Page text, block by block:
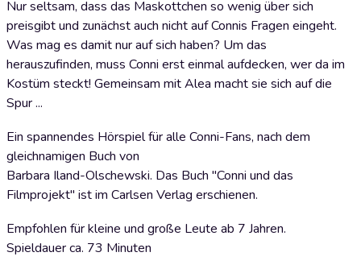
Nur seltsam, dass das Maskottchen so wenig über sich
preisgibt und zunächst auch nicht auf Connis Fragen eingeht.
Was mag es damit nur auf sich haben? Um das
herauszufinden, muss Conni erst einmal aufdecken, wer da im
Kostüm steckt! Gemeinsam mit Alea macht sie sich auf die
Spur ...
Ein spannendes Hörspiel für alle Conni-Fans, nach dem
gleichnamigen Buch von
Barbara Iland-Olschewski. Das Buch "Conni und das
Filmprojekt" ist im Carlsen Verlag erschienen.
Empfohlen für kleine und große Leute ab 7 Jahren.
Spieldauer ca. 73 Minuten